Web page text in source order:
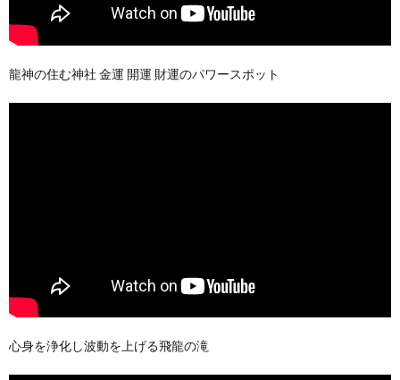
龍神の住む神社 金運 開運 財運のパワースポット
心身を浄化し波動を上げる飛龍の滝